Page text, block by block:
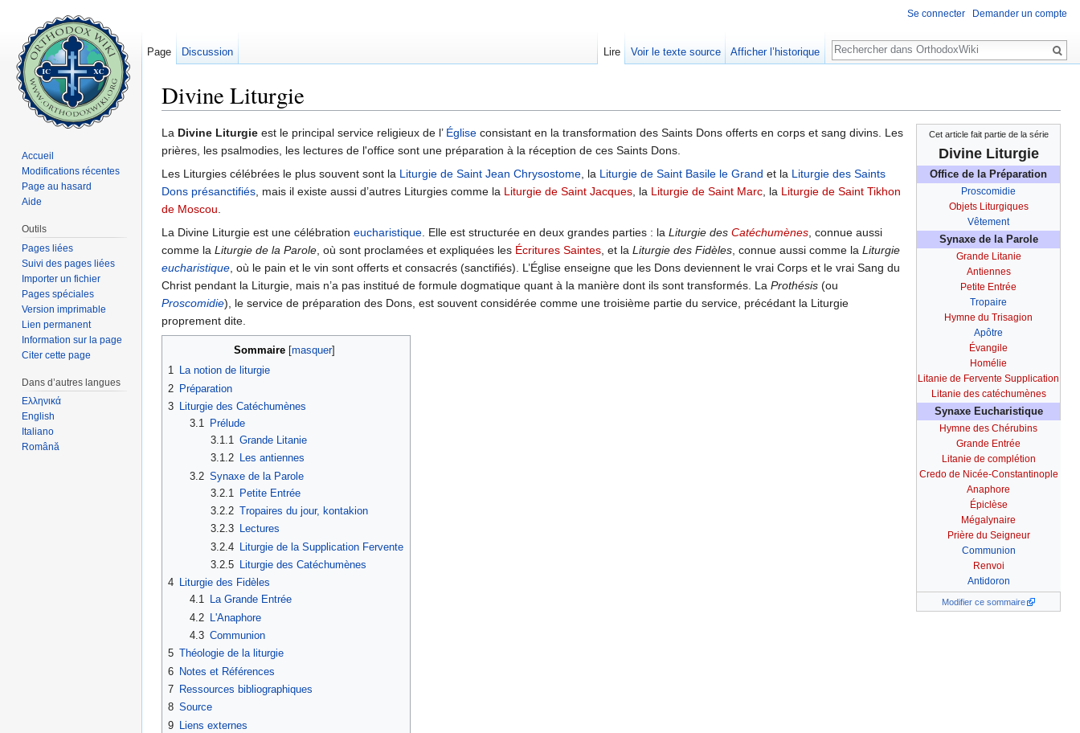
Divine Liturgie
Cet article fait partie de la série
Divine Liturgie
Office de la Préparation
Proscomidie
Objets Liturgiques
Vêtement
Synaxe de la Parole
Grande Litanie
Antiennes
Petite Entrée
Tropaire
Hymne du Trisagion
Apôtre
Évangile
Homélie
Litanie de Fervente Supplication
Litanie des catéchumènes
Synaxe Eucharistique
Hymne des Chérubins
Grande Entrée
Litanie de complétion
Credo de Nicée-Constantinople
Anaphore
Épiclèse
Mégalynaire
Prière du Seigneur
Communion
Renvoi
Antidoron
Modifier ce sommaire
La Divine Liturgie est le principal service religieux de l’ Église consistant en la transformation des Saints Dons offerts en corps et sang divins. Les
prières, les psalmodies, les lectures de l'office sont une préparation à la réception de ces Saints Dons.
Les Liturgies célébrées le plus souvent sont la Liturgie de Saint Jean Chrysostome, la Liturgie de Saint Basile le Grand et la Liturgie des Saints
Dons présanctifiés, mais il existe aussi d’autres Liturgies comme la Liturgie de Saint Jacques, la Liturgie de Saint Marc, la Liturgie de Saint Tikhon
de Moscou.
La Divine Liturgie est une célébration eucharistique. Elle est structurée en deux grandes parties : la Liturgie des Catéchumènes, connue aussi
comme la Liturgie de la Parole, où sont proclamées et expliquées les Écritures Saintes, et la Liturgie des Fidèles, connue aussi comme la Liturgie
eucharistique, où le pain et le vin sont offerts et consacrés (sanctifiés). L’Église enseigne que les Dons deviennent le vrai Corps et le vrai Sang du
Christ pendant la Liturgie, mais n’a pas institué de formule dogmatique quant à la manière dont ils sont transformés. La Prothésis (ou
Proscomidie), le service de préparation des Dons, est souvent considérée comme une troisième partie du service, précédant la Liturgie
proprement dite.
Sommaire masquer]
1 La notion de liturgie
2 Préparation
3 Liturgie des Catéchumènes
3.1
Prélude
3.1.1 Grande Litanie
3.1.2 Les antiennes
3.2 Synaxe de la Parole
3.2.1
Petite Entrée
3.2.2 Tropaires du jour, kontakion
3.2.3 Lectures
3.2.4 Liturgie de la Supplication Fervente
3.2.5 Liturgie des Catéchumènes
4 Liturgie des Fidèles
4.1
La Grande Entrée
4.2 L'Anaphore
4.3 Communion
5 Théologie de la liturgie
6 Notes et Références
7 Ressources bibliographiques
8 Source
9 Liens externes
Se connecter Demander un compte
Page Discussion Lire Voir le texte source Afficher l’historique
Rechercher
Accueil
Modifications récentes
Page au hasard
Aide
Outils
Pages liées
Suivi des pages liées
Importer un fichier
Pages spéciales
Version imprimable
Lien permanent
Information sur la page
Citer cette page
Dans d’autres langues
Ελληνικά
English
Italiano
Română